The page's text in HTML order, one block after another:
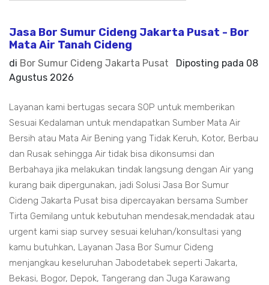
Jasa Bor Sumur Cideng Jakarta Pusat - Bor
Mata Air Tanah Cideng
di Bor Sumur Cideng Jakarta Pusat Diposting pada 08
Agustus 2026
Layanan kami bertugas secara SOP untuk memberikan
Sesuai Kedalaman untuk mendapatkan Sumber Mata Air
Bersih atau Mata Air Bening yang Tidak Keruh, Kotor, Berbau
dan Rusak sehingga Air tidak bisa dikonsumsi dan
Berbahaya jika melakukan tindak langsung dengan Air yang
kurang baik dipergunakan, jadi Solusi Jasa Bor Sumur
Cideng Jakarta Pusat bisa dipercayakan bersama Sumber
Tirta Gemilang untuk kebutuhan mendesak,mendadak atau
urgent kami siap survey sesuai keluhan/konsultasi yang
kamu butuhkan, Layanan Jasa Bor Sumur Cideng
menjangkau keseluruhan Jabodetabek seperti Jakarta,
Bekasi, Bogor, Depok, Tangerang dan Juga Karawang